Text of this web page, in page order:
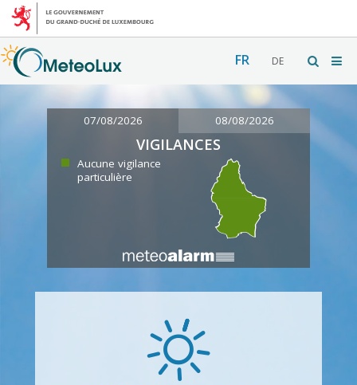
FR DE
07/08/2026 08/08/2026
VIGILANCES
Aucune vigilance
particulière